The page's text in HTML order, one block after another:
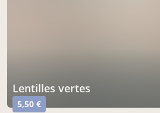
lentilles vertes
5,50 €